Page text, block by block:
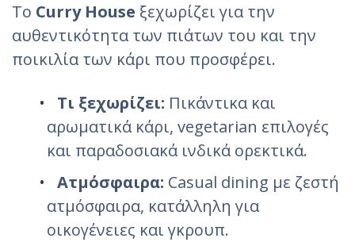
Το Curry House ξεχωρίζει για την
αυθεντικότητα των πιάτων του και την
ποικιλία των κάρι που προσφέρει.
Τι ξεχωρίζει: Πικάντικα και
αρωματικά κάρι, vegetarian επιλογές
και παραδοσιακά ινδικά ορεκτικά.
Ατμόσφαιρα: Casual dining με ζεστή
ατμόσφαιρα, κατάλληλη για
οικογένειες και γκρουπ.